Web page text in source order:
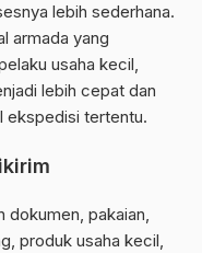
lebih sederhana.
armada yang
usaha kecil,
lebih cepat dan
ekspedisi tertentu.
dokumen, pakaian,
produk usaha kecil,